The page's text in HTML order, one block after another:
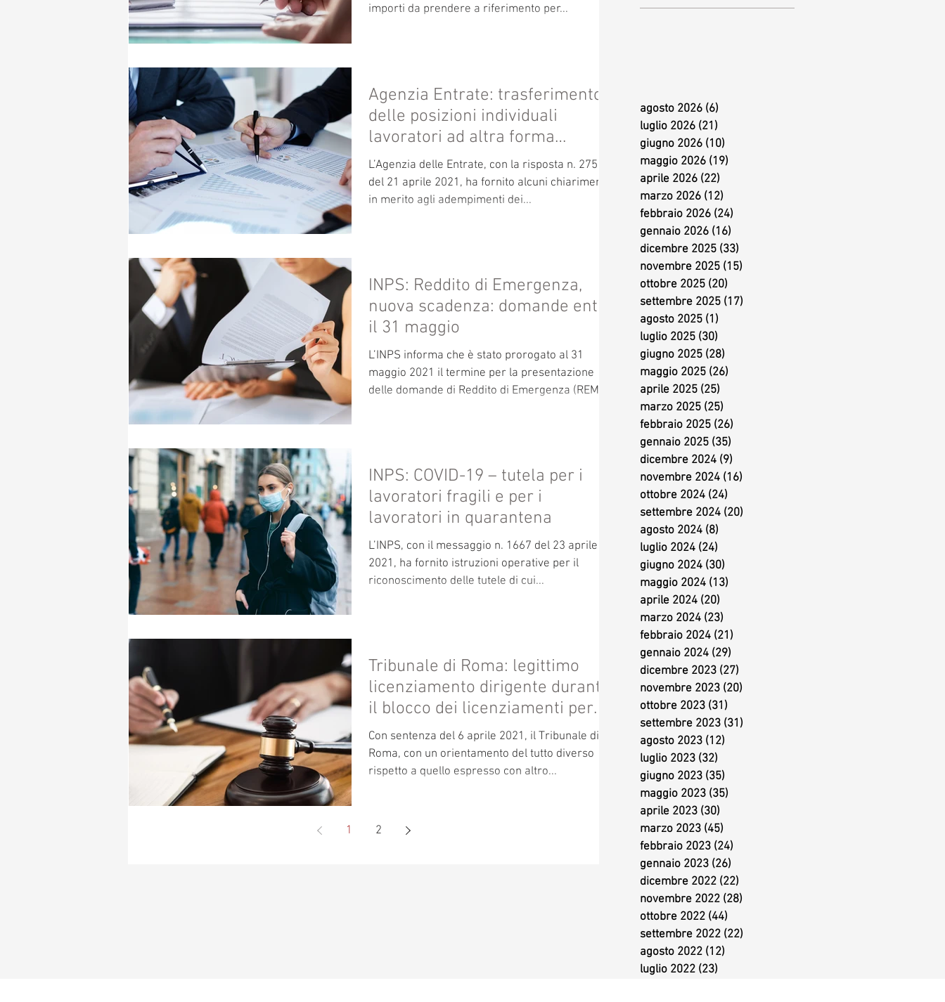
importi da prendere a riferimento per...
Agenzia Entrate: trasferimento
delle posizioni individuali
lavoratori ad altra forma
pensionistica
L’Agenzia delle Entrate, con la risposta n. 275
del 21 aprile 2021, ha fornito alcuni chiarimenti
in merito agli adempimenti dei...
INPS: Reddito di Emergenza,
nuova scadenza: domande entro
il 31 maggio
L’INPS informa che è stato prorogato al 31
maggio 2021 il termine per la presentazione
delle domande di Reddito di Emergenza (REM),
INPS: COVID-19 – tutela per i
lavoratori fragili e per i
lavoratori in quarantena
L’INPS, con il messaggio n. 1667 del 23 aprile
2021, ha fornito istruzioni operative per il
riconoscimento delle tutele di cui...
Tribunale di Roma: legittimo
licenziamento dirigente durante
il blocco dei licenziamenti per
GMO
Con sentenza del 6 aprile 2021, il Tribunale di
Roma, con un orientamento del tutto diverso
rispetto a quello espresso con altro...
1 2
agosto 2026 (6)
luglio 2026 (21)
giugno 2026 (10)
maggio 2026 (19)
aprile 2026 (22)
marzo 2026 (12)
febbraio 2026 (24)
gennaio 2026 (16)
dicembre 2025 (33)
novembre 2025 (15)
ottobre 2025 (20)
settembre 2025 (17)
agosto 2025 (1)
luglio 2025 (30)
giugno 2025 (28)
maggio 2025 (26)
aprile 2025 (25)
marzo 2025 (25)
febbraio 2025 (26)
gennaio 2025 (35)
dicembre 2024 (9)
novembre 2024 (16)
ottobre 2024 (24)
settembre 2024 (20)
agosto 2024 (8)
luglio 2024 (24)
giugno 2024 (30)
maggio 2024 (13)
aprile 2024 (20)
marzo 2024 (23)
febbraio 2024 (21)
gennaio 2024 (29)
dicembre 2023 (27)
novembre 2023 (20)
ottobre 2023 (31)
settembre 2023 (31)
agosto 2023 (12)
luglio 2023 (32)
giugno 2023 (35)
maggio 2023 (35)
aprile 2023 (30)
marzo 2023 (45)
febbraio 2023 (24)
gennaio 2023 (26)
dicembre 2022 (22)
novembre 2022 (28)
ottobre 2022 (44)
settembre 2022 (22)
agosto 2022 (12)
luglio 2022 (23)